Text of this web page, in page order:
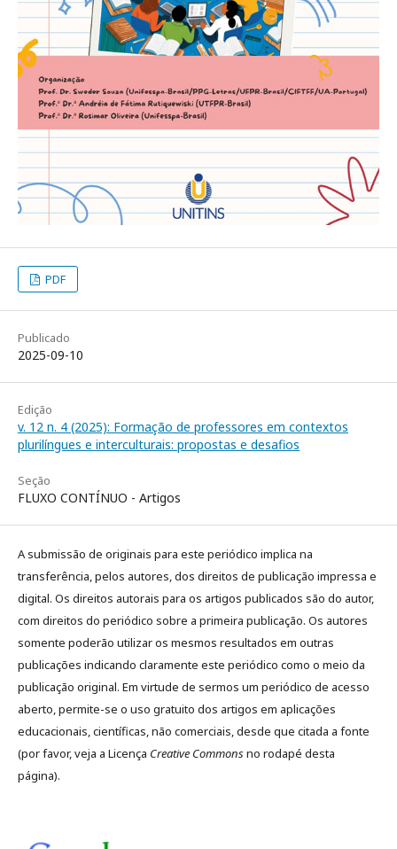
PDF
Publicado
2025-09-10
Edição
v. 12 n. 4 (2025): Formação de professores em contextos
plurilíngues e interculturais: propostas e desafios
Seção
FLUXO CONTÍNUO - Artigos
A submissão de originais para este periódico implica na
transferência, pelos autores, dos direitos de publicação impressa e
digital. Os direitos autorais para os artigos publicados são do autor,
com direitos do periódico sobre a primeira publicação. Os autores
somente poderão utilizar os mesmos resultados em outras
publicações indicando claramente este periódico como o meio da
publicação original. Em virtude de sermos um periódico de acesso
aberto, permite-se o uso gratuito dos artigos em aplicações
educacionais, científicas, não comerciais, desde que citada a fonte
(por favor, veja a Licença Creative Commonsno rodapé desta
página).